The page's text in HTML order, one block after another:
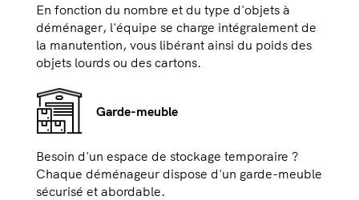
En fonction du nombre et du type d'objets à
déménager, l'équipe se charge intégralement de
la manutention, vous libérant ainsi du poids des
objets lourds ou des cartons.
Garde-meuble
Besoin d'un espace de stockage temporaire ?
Chaque déménageur dispose d'un garde-meuble
sécurisé et abordable.